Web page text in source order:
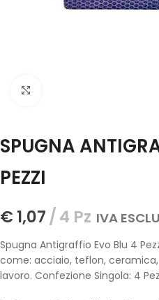
SPUGNA
PEZZI
€ 1,07 4 Pz IVA
Spugna Antigraffio Evo Blu 4
come: acciaio, teflon,
lavoro. Confezione Singola: 4